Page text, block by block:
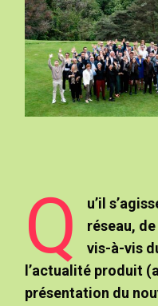
Q
u’il
réseau,
vis-à-vis
l’actualité produit
présentation du